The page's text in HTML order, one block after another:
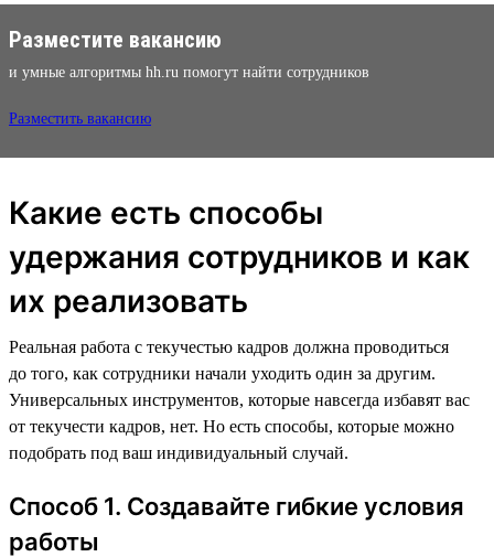
Разместите вакансию
и умные алгоритмы hh.ru помогут найти сотрудников
Разместить вакансию
Какие есть способы
удержания сотрудников и как
их реализовать
Реальная работа с текучестью кадров должна проводиться
до того, как сотрудники начали уходить один за другим.
Универсальных инструментов, которые навсегда избавят вас
от текучести кадров, нет. Но есть способы, которые можно
подобрать под ваш индивидуальный случай.
Способ 1. Создавайте гибкие условия
работы